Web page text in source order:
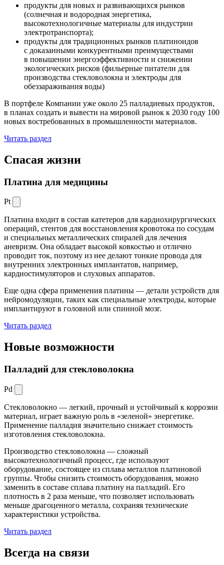
продукты для новых и развивающихся рынков
(солнечная и водородная энергетика,
высокотехнологичные материалы для индустрии
электротранспорта);
продукты для традиционных рынков платиноидов
с доказанными конкурентными преимуществами
в повышении энергоэффективности и снижении
экологических рисков (фильерные питатели для
производства стекловолокна и электроды для
обеззараживания воды)
В портфеле Компании уже около 25 палладиевых продуктов,
в планах создать и вывести на мировой рынок к 2030 году 100
новых востребованных в промышленности материалов.
Читать раздел
Спасая жизни
Платина для медицины
Pt
Платина входит в состав катетеров для кардиохирургических
операций, стентов для восстановления кровотока по сосудам
и специальных металлических спиралей для лечения
аневризм. Она обладает высокой ковкостью и отлично
проводит ток, поэтому из нее делают тонкие провода для
внутренних электронных имплантатов, например,
кардиостимуляторов и слуховых аппаратов.
Еще одна сфера применения платины — детали устройств для
нейромодуляции, таких как специальные электроды, которые
имплантируют в головной или спинной мозг.
Читать раздел
Новые возможности
Палладий для стекловолокна
Pd
Стекловолокно — легкий, прочный и устойчивый к коррозии
материал, играет важную роль в «зеленой» энергетике.
Применение палладия значительно снижает стоимость
изготовления стекловолокна.
Производство стекловолокна — сложный
высокотехнологичный процесс, где используют
оборудование, состоящее из сплава металлов платиновой
группы. Чтобы снизить стоимость оборудования, можно
заменить в составе сплава платину на палладий. Его
плотность в 2 раза меньше, что позволяет использовать
меньше драгоценного металла, сохраняя технические
характеристики устройства.
Читать раздел
Всегда на связи